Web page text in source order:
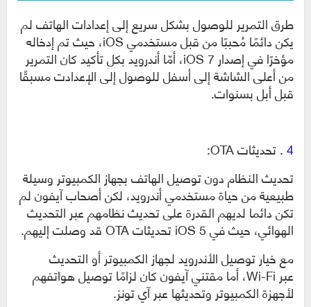
طرق التمرير للوصول بشكل سريع إلى إعدادات الهاتف لم
يكن دائمًا مُحببًا من قبل مستخدمي iOS، حيث تم إدخاله
مؤخرًا في إصدار iOS 7، أمّا أندرويد بكل تأكيد كان التمرير
من أعلى الشاشة إلى أسفل للوصول إلى الإعدادت مسبقًا
قبل أبل بسنوات.
4 . تحديثات OTA:
تحديث النظام دون توصيل الهاتف بجهاز الكمبيوتر وسيلة
طبيعية من حياة مستخدمي أندرويد، لكن أصحاب آيفون لم
تكن دائما لديهم القدرة على تحديث نظامهم عبر التحديث
الهوائي، حيث في iOS 5 تحديثات OTA قد وصلت إليهم.
مع خيار توصيل الأندرويد لجهاز الكمبيوتر أو التحديث
عبر Wi-Fi، أما مقتني آيفون كان لزامًا توصيل هواتفهم
لأجهزة الكمبيوتر وتحديثها عبر آي تونز.